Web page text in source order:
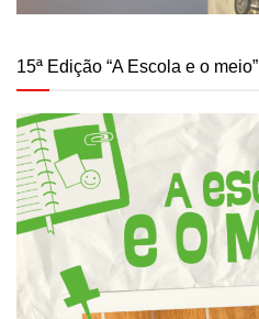
15ª Edição “A Escola e o meio”